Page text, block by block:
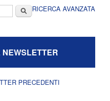
CercaRICERCA AVANZATA
PRECEDENTI